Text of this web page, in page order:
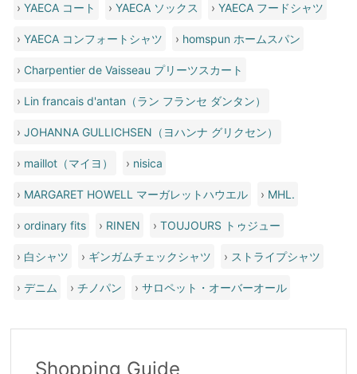
›YAECA コート ›YAECA ソックス ›YAECA フードシャツ
›YAECA コンフォートシャツ › homspun ホームスパン
› Charpentier de Vaisseau プリーツスカート
› Lin francais d'antan（ラン フランセ ダンタン）
›JOHANNA GULLICHSEN（ヨハンナ グリクセン）
› maillot（マイヨ） › nisica
› MARGARET HOWELL マーガレットハウエル › MHL.
›ordinary fits › RINEN ›TOUJOURS トゥジュー
› 白シャツ › ギンガムチェックシャツ › ストライプシャツ
›デニム ›チノパン ›サロペット・オーバーオール
Shopping Guide